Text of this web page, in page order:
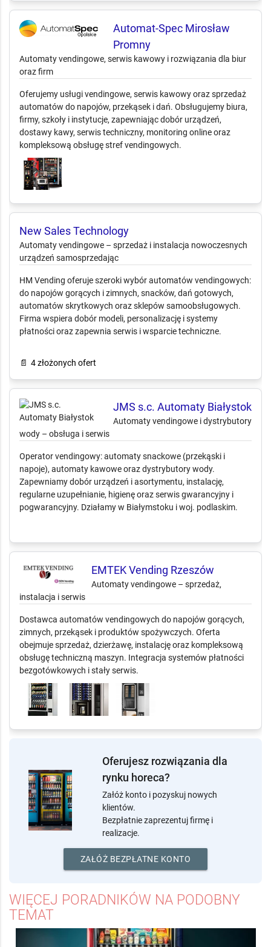
Automat-Spec Mirosław
Promny
Automaty vendingowe, serwis kawowy i rozwiązania dla biur
oraz firm
Oferujemy usługi vendingowe, serwis kawowy oraz sprzedaż
automatów do napojów, przekąsek i dań. Obsługujemy biura,
firmy, szkoły i instytucje, zapewniając dobór urządzeń,
dostawy kawy, serwis techniczny, monitoring online oraz
kompleksową obsługę stref vendingowych.
New Sales Technology
Automaty vendingowe – sprzedaż i
instalacja nowoczesnych urządzeń samosprzedając
HM Vending oferuje szeroki wybór automatów vendingowych:
do napojów gorących i zimnych, snacków, dań gotowych,
automatów skrytkowych oraz sklepów samoobsługowych.
Firma wspiera dobór modeli, personalizację i systemy
płatności oraz zapewnia serwis i wsparcie techniczne.
📄 4 złożonych ofert
JMS s.c. Automaty Białystok
Automaty vendingowe i dystrybutory
wody – obsługa i serwis
Operator vendingowy: automaty snackowe (przekąski i
napoje), automaty kawowe oraz dystrybutory wody.
Zapewniamy dobór urządzeń i asortymentu, instalację,
EMTEK Vending Rzeszów
Automaty vendingowe – sprzedaż,
instalacja i serwis
Dostawca automatów vendingowych do napojów gorących,
zimnych, przekąsek i produktów spożywczych. Oferta
obejmuje sprzedaż, dzierżawę, instalację oraz kompleksową
obsługę techniczną maszyn. Integracja systemów płatności
bezgotówkowych i stały serwis.
Oferujesz rozwiązania dla
rynku horeca?
Załóż konto i pozyskuj nowych
klientów.
realizacje.
WIĘCEJ PORADNIKÓW NA PODOBNY
TEMAT